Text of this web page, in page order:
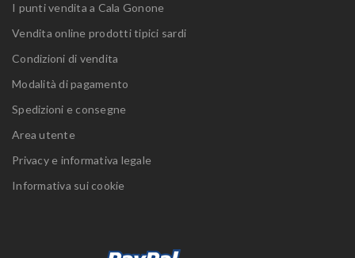
I punti vendita a Cala Gonone
Vendita online prodotti tipici sardi
Condizioni di vendita
Modalità di pagamento
Spedizioni e consegne
Area utente
Privacy e informativa legale
Informativa sui cookie